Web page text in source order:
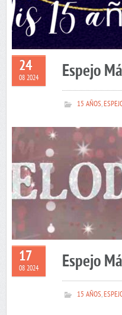
24
08 2024 Espejo
15 AÑOS,
17
08 2024 Espejo
15 AÑOS,